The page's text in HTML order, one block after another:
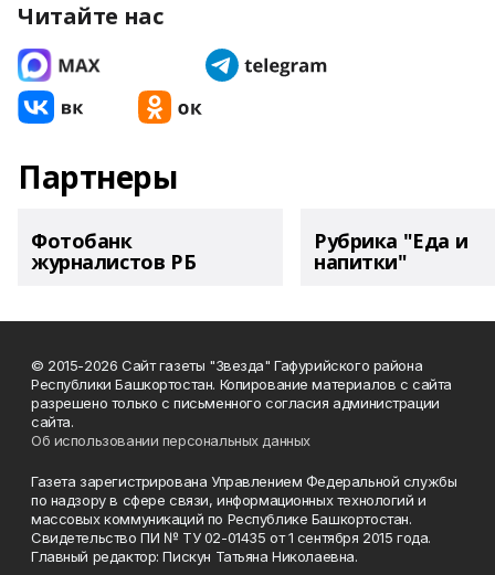
Читайте нас
Партнеры
Фотобанк
журналистов РБ
Рубрика "Еда и
напитки"
© 2015-2026 Сайт газеты "Звезда" Гафурийского района
Республики Башкортостан. Копирование материалов с сайта
разрешено только с письменного согласия администрации
сайта.
Об использовании персональных данных
Газета зарегистрирована Управлением Федеральной службы
по надзору в сфере связи, информационных технологий и
массовых коммуникаций по Республике Башкортостан.
Свидетельство ПИ № ТУ 02-01435 от 1 сентября 2015 года.
Главный редактор: Пискун Татьяна Николаевна.